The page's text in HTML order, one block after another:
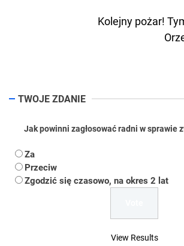
Kolejny pożar!
TWOJE ZDANIE
Jak powinni zagłosować radni w sprawie
Za
Przeciw
Zgodzić się czasowo, na okres 2 lat
View Results